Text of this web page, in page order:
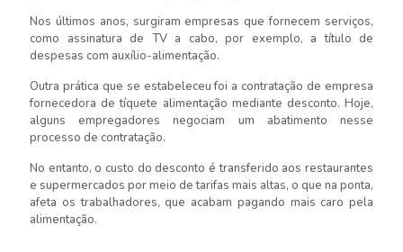
Nos últimos anos, surgiram empresas que fornecem serviços,
como assinatura de TV a cabo, por exemplo, a título de
despesas com auxílio-alimentação.
Outra prática que se estabeleceu foi a contratação de empresa
fornecedora de tíquete alimentação mediante desconto. Hoje,
alguns empregadores negociam um abatimento nesse
processo de contratação.
No entanto, o custo do desconto é transferido aos restaurantes
e supermercados por meio de tarifas mais altas, o que na ponta,
afeta os trabalhadores, que acabam pagando mais caro pela
alimentação.